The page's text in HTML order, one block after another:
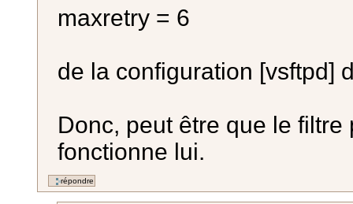
maxretry = 6
de la configuration [vsftpd]
Donc, peut être que le
fonctionne lui.